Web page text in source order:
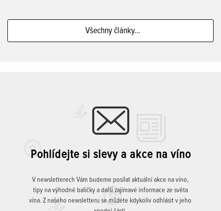
Všechny články...
Pohlídejte si slevy a akce na víno
V newsletterech Vám budeme posílat aktuální akce na víno,
tipy na výhodné balíčky a další zajímavé informace ze světa
vína. Z našeho newsletteru se můžete kdykoliv odhlásit v jeho